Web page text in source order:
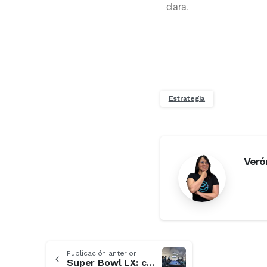
clara.
Estrategia
Publicación anterior
Super Bowl LX: cómo se diseña el partido más estratégico del deporte mundial